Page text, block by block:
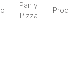
Pan y
Pizza